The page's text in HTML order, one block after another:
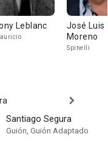
Leblanc
José Luis
Moreno
Spinelli
Santiago Segura
Guión, Guión Adaptado